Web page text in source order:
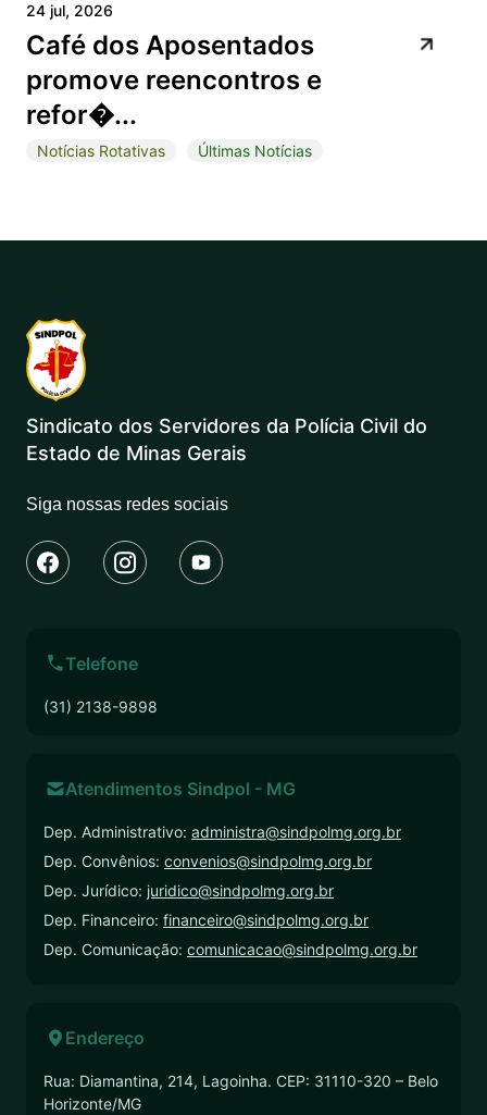
24 jul, 2026
Café dos Aposentados
promove reencontros e
refor�...
Notícias Rotativas Últimas Notícias
Sindicato dos Servidores da Polícia Civil do
Estado de Minas Gerais
Siga nossas redes sociais
Telefone
(31) 2138-9898
Atendimentos Sindpol - MG
Dep. Administrativo: administra@sindpolmg.org.br
Dep. Convênios: convenios@sindpolmg.org.br
Dep. Jurídico: juridico@sindpolmg.org.br
Dep. Financeiro: financeiro@sindpolmg.org.br
Dep. Comunicação: comunicacao@sindpolmg.org.br
Endereço
Rua: Diamantina, 214, Lagoinha. CEP: 31110-320 – Belo
Horizonte/MG